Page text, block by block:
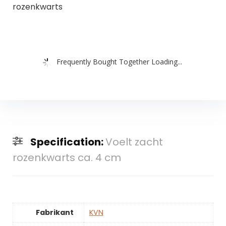
rozenkwarts
Frequently Bought Together Loading...
Specification:Voelt zacht
rozenkwarts ca. 4 cm
Fabrikant
‎KVN